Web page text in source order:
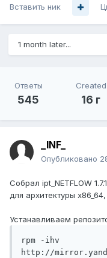
Вставить ник
1 month later...
Ответы
545
Created
16 г
_INF_
Опубликовано
Собрал ipt_NETFLOW
для архитектуры
Устанавливаем
rpm -ihv
http://